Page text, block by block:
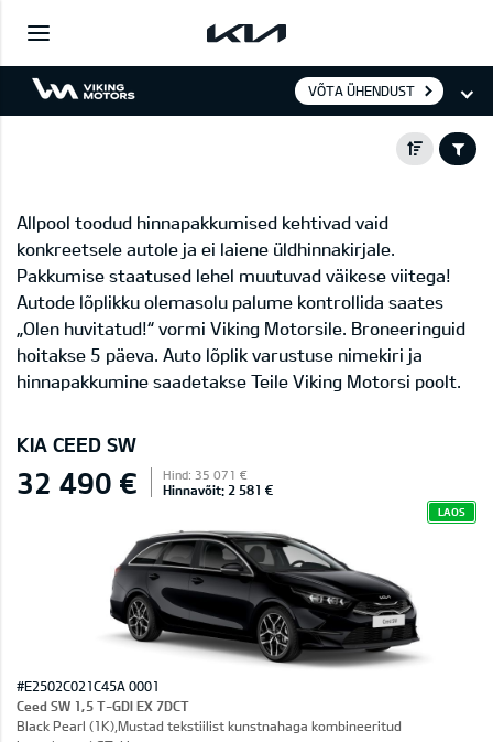
VÕTA ÜHENDUST
Allpool toodud hinnapakkumised kehtivad vaid
konkreetsele autole ja ei laiene üldhinnakirjale.
Pakkumise staatused lehel muutuvad väikese viitega!
Autode lõplikku olemasolu palume kontrollida saates
„Olen huvitatud!“ vormi Viking Motorsile. Broneeringuid
hoitakse 5 päeva. Auto lõplik varustuse nimekiri ja
hinnapakkumine saadetakse Teile Viking Motorsi poolt.
KIA CEED SW
32 490 € Hind: 35 071 €
Hinnavõit: 2 581 €
LAOS
#E2502C021C45A 0001
Ceed SW 1,5 T-GDI EX 7DCT
Black Pearl (1K),Mustad tekstiilist kunstnahaga kombineeritud